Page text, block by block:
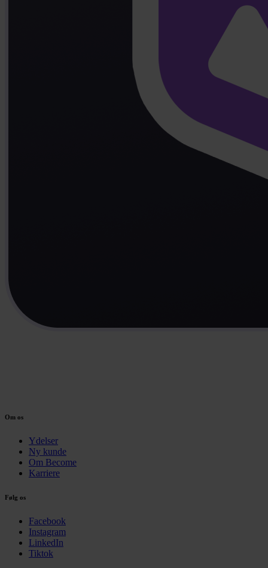
Om os
Ydelser
Ny kunde
Om Become
Karriere
Følg os
Facebook
Instagram
LinkedIn
Tiktok